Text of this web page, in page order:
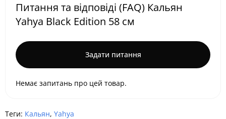
Питання та відповіді (FAQ) Кальян
Yahya Black Edition 58 см
Задати питання
Немає запитань про цей товар.
Теги: Кальян, Yahya